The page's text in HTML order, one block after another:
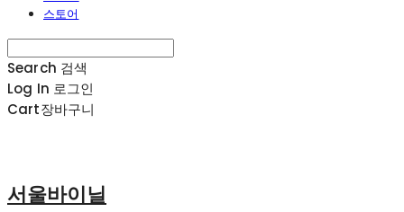
스토어
Search 검색
Log In 로그인
Cart장바구니
서울바이닐